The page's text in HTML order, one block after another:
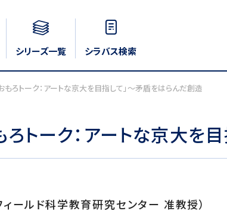
シリーズ一覧 シラバス検索
もろトーク：アートな京大を目指して」〜矛盾をはらんだ創造
トーク：アートな京大を
ールド科学教育研究センター 准教授）